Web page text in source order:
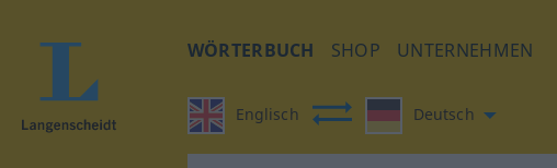
WÖRTERBUCH SHOP UNTERNEHMEN
Englisch Deutsch